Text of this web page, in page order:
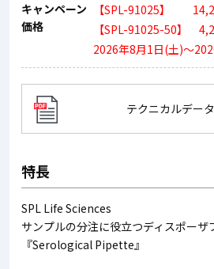
キャンペーン
価格
【SPL-91025】
【SPL-91025-50】
2026年8月1日(土)～
テクニカルデー
特長
SPL Life Sciences
サンプルの分注に役立つディスポーザ
『Serological Pipette』